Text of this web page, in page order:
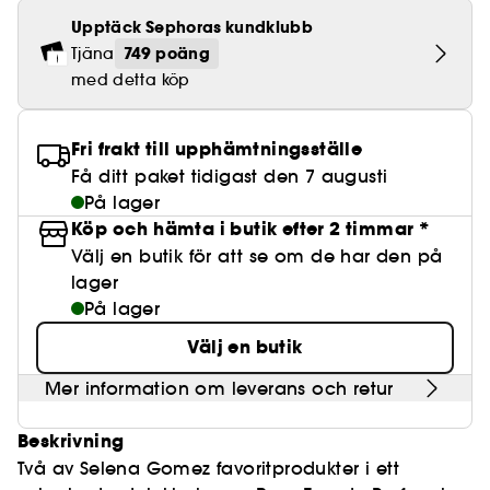
Paletter
Nagelfilar & nagelklippare
Make-up Trends
Make it last
Skincare meets Makeup
Makeup Routine
Find your favourite finish
Instant Lip Love
Feel good makeup
Fläckar
Porer
Se allt
Skincare meets Makeup
Self-Care Moment
Affordable Skincare
Do you speak Skincare
Dear skin, I love you
Powdery
Water
Parfymer under 500 kr
Fragrance Layering
Säsongens dofter
Parfym Highlights
Dofter berättar historier
Skrubb för hårbotten
Lock- och vågdefinition
Återfuktning och näring
Plattning
Färgat hår
High-Performance Hårvård
Hair Styling
Haircare Guide
Hårvård under 300 kr
Haircare Finder
Wonder Treatment
Minis & travel sizes
Clean makeup
Clean hudvård
Clean parfym
Clean hårvård
Personal Care
Best Skin Ever Shade Finder
Upptäck Sephoras kundklubb
Tjäna 749 poäng
med detta köp
Fri frakt till upphämtningsställe
Få ditt paket tidigast den 7 augusti
På lager
Köp och hämta i butik efter 2 timmar *
Välj en butik för att se om de har den på
lager
På lager
Välj en butik
Mer information om leverans och retur
Beskrivning
Två av Selena Gomez favoritprodukter i ett